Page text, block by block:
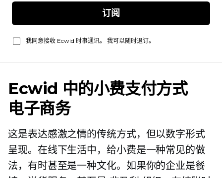
订阅
我同意接收 Ecwid 时事通讯。 我可以随时退订。
Ecwid 中的小费支付方式
电子商务
这是表达感激之情的传统方式，但以数字形式
呈现。在线下生活中，给小费是一种常见的做
法，有时甚至是一种文化。如果你的企业是餐